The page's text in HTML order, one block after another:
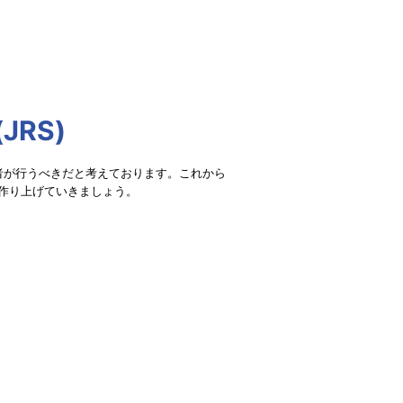
行うべきだと考えております。これから
上げていきましょう。